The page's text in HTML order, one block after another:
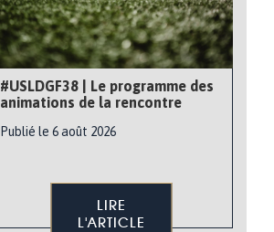
#USLDGF38 | Le programme des
animations de la rencontre
Publié le 6 août 2026
LIRE
L'ARTICLE